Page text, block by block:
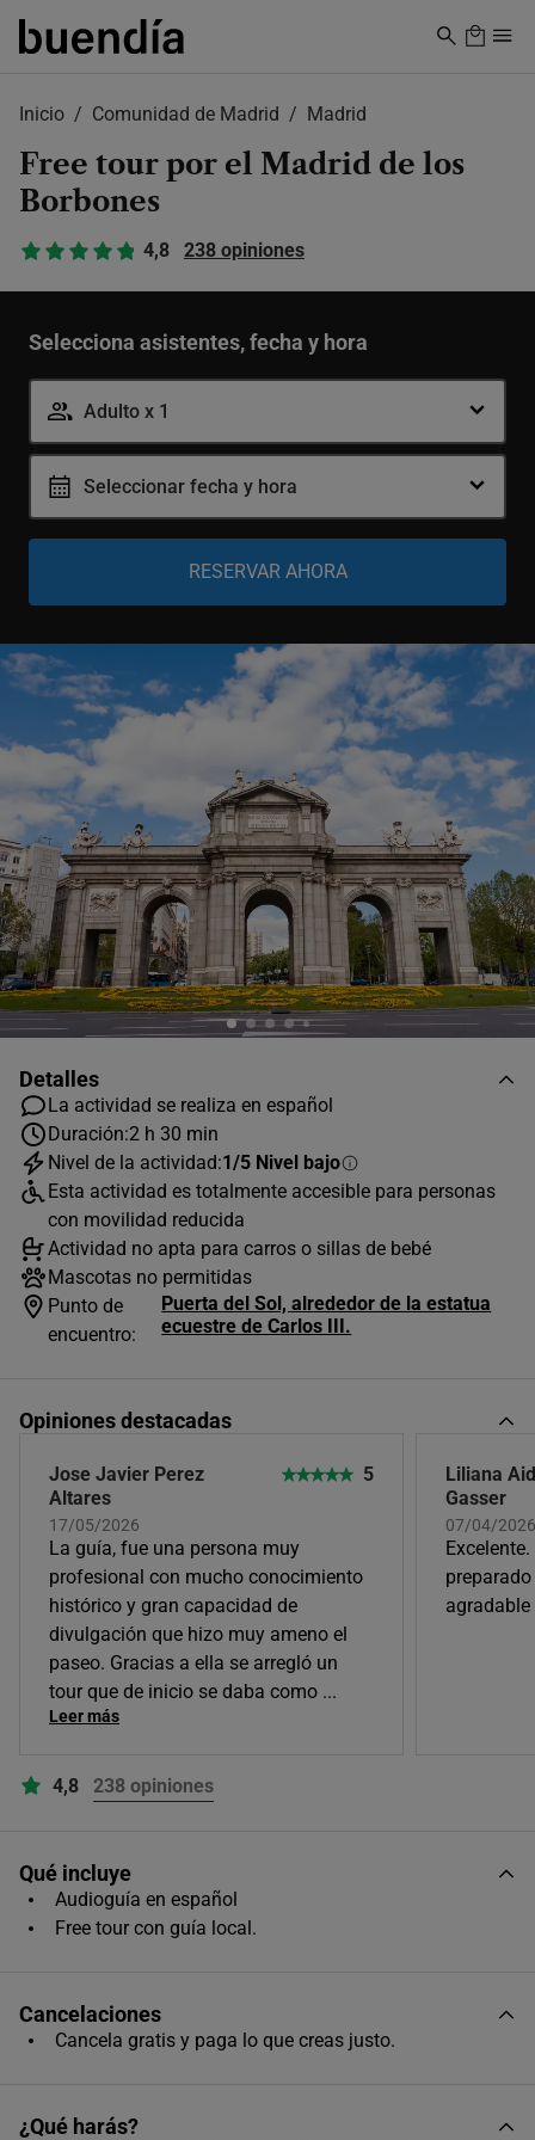
Skip
Inicio Comunidad de Madrid Madrid
Free tour por el Madrid de los
Borbones
4,8 238 opiniones
Selecciona asistentes, fecha y hora
Adulto x 1
Adulto
12-99 años -
Seleccionar fecha y hora
AGOSTO 2026
L
M X J V S D
1
2
3
4
24
25 26 27 29
30
31
Horas disponibles (2)
10:30
Detalles
La actividad se realiza en español
Duración:2 h 30 min
Nivel de la actividad:1/5 Nivel bajo
Esta actividad es totalmente accesible para personas
con movilidad reducida
Actividad no apta para carros o sillas de bebé
Mascotas no permitidas
Punto de
encuentro:
Puerta del Sol, alrededor de la estatua
ecuestre de Carlos III.
Opiniones destacadas
Jose Javier Perez
Altares
17/05/2026
5
La guía, fue una persona muy
profesional con mucho conocimiento
histórico y gran capacidad de
divulgación que hizo muy ameno el
paseo. Gracias a ella se arregló un
tour que de inicio se daba como ...
Leer más
Liliana
Gasser
07/04/2026
agradable
4,8 238 opiniones
Qué incluye
Audioguía en español
Free tour con guía local.
Cancelaciones
Cancela gratis y paga lo que creas justo.
¿Qué harás?